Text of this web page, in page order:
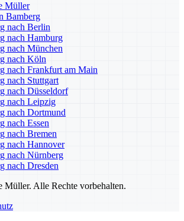
Müller
Bamberg
nach Berlin
nach Hamburg
nach München
nach Köln
nach Frankfurt am Main
nach Stuttgart
nach Düsseldorf
nach Leipzig
nach Dortmund
nach Essen
nach Bremen
nach Hannover
nach Nürnberg
nach Dresden
Alle Rechte vorbehalten.